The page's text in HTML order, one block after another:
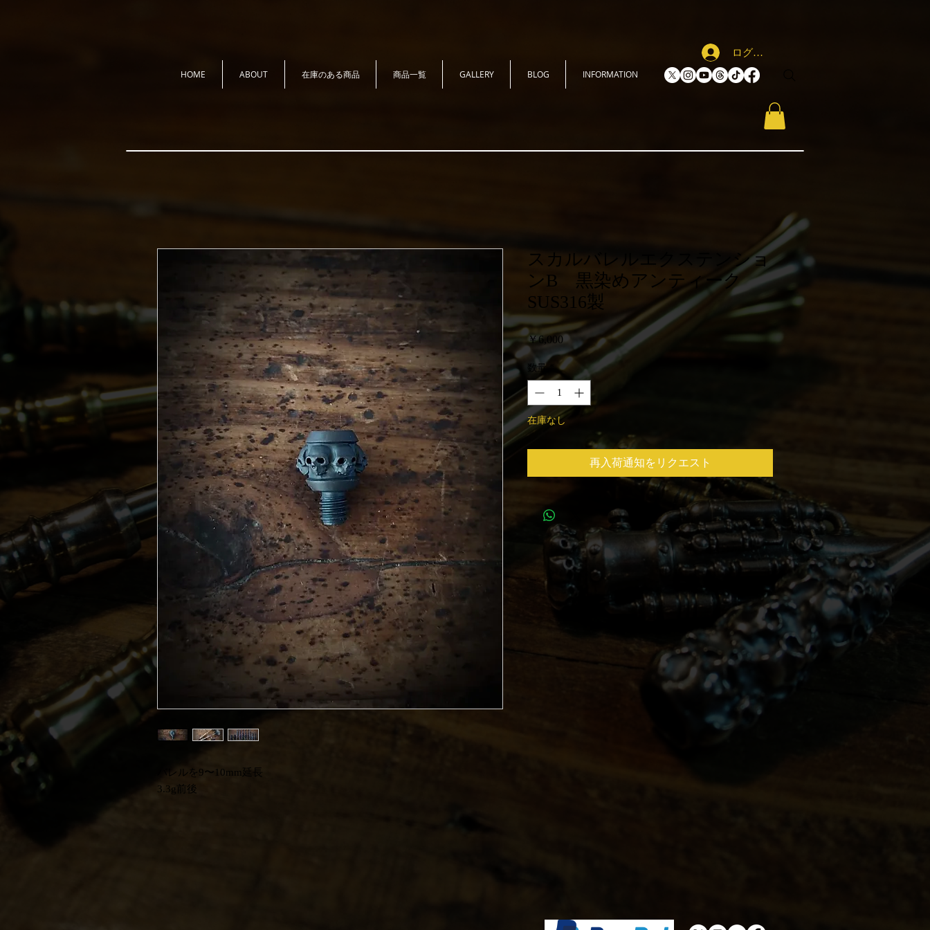
HOME ABOUT 在庫のある商品 商品一覧 GALLERY BLOG INFORMATION
ログイン
バレルを9〜10mm延長
3.3g前後
スカルバレルエクステンショ
ンB 黒染めアンティーク
SUS316製
￥6,000 価
格
数量
在庫なし
再入荷通知をリクエスト